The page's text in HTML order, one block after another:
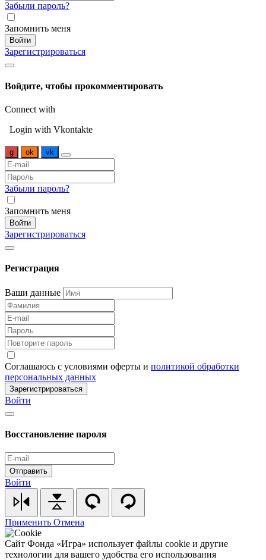
Забыли пароль?
Запомнить меня
Войти
Зарегистрироваться
Войдите, чтобы прокомментировать
Connect with
Login with Vkontakte
g ok vk
Забыли пароль?
Запомнить меня
Войти
Зарегистрироваться
Регистрация
Ваши данные
Соглашаюсь с условиями оферты и политикой обработки
персональных данных
Зарегистрироваться
Войти
Восстановление пароля
Отправить
Войти
Применить Отмена
Cайт Фонда «Игра» использует файлы cookie и другие
технологии для вашего удобства его использования